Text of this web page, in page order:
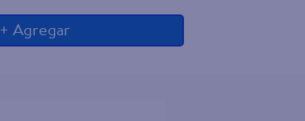
+ Agregar